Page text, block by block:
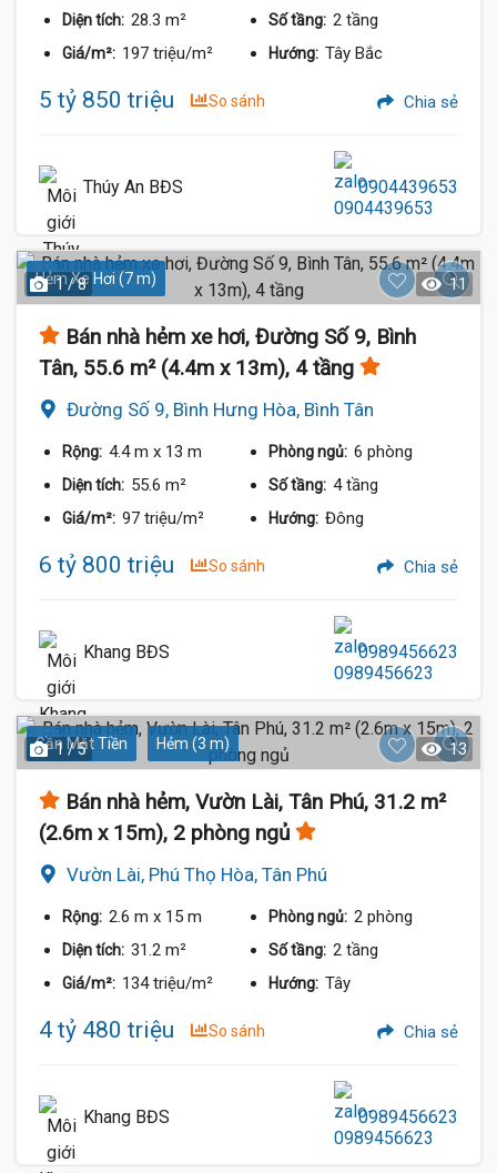
Diện tích: 28.3 m² Số tầng: 2 tầng
Giá/m²: 197 triệu/m² Hướng: Tây Bắc
5 tỷ 850 triệu So sánh Chia sẻ
Thúy An BĐS 0904439653
Hẻm Xe Hơi (7 m)
1 / 8 11
Bán nhà hẻm xe hơi, Đường Số 9, Bình
Tân, 55.6 m² (4.4m x 13m), 4 tầng
Đường Số 9, Bình Hưng Hòa, Bình Tân
Rộng: 4.4 m x 13 m Phòng ngủ: 6 phòng
Diện tích: 55.6 m² Số tầng: 4 tầng
Giá/m²: 97 triệu/m² Hướng: Đông
6 tỷ 800 triệu So sánh Chia sẻ
Khang BĐS 0989456623
Gần Mặt Tiền Hẻm (3 m)
1 / 5 13
Bán nhà hẻm, Vườn Lài, Tân Phú, 31.2 m²
(2.6m x 15m), 2 phòng ngủ
Vườn Lài, Phú Thọ Hòa, Tân Phú
Rộng: 2.6 m x 15 m Phòng ngủ: 2 phòng
Diện tích: 31.2 m² Số tầng: 2 tầng
Giá/m²: 134 triệu/m² Hướng: Tây
4 tỷ 480 triệu So sánh Chia sẻ
Khang BĐS 0989456623